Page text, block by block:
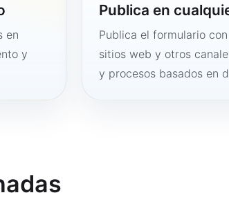
en
y
Publica en
Publica el formulario
sitios web y otros
y procesos basados en